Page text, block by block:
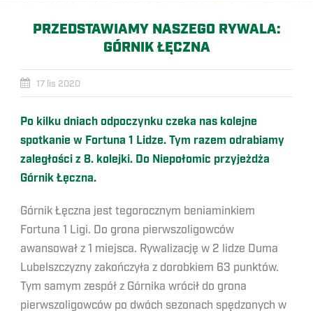
PRZEDSTAWIAMY NASZEGO RYWALA:
GÓRNIK ŁĘCZNA
17 lis 2020
Po kilku dniach odpoczynku czeka nas kolejne
spotkanie w Fortuna 1 Lidze. Tym razem odrabiamy
zaległości z 8. kolejki. Do Niepołomic przyjeżdża
Górnik Łęczna.
Górnik Łęczna jest tegorocznym beniaminkiem
Fortuna 1 Ligi. Do grona pierwszoligowców
awansował z 1 miejsca. Rywalizację w 2 lidze Duma
Lubelszczyzny zakończyła z dorobkiem 63 punktów.
Tym samym zespół z Górnika wrócił do grona
pierwszoligowców po dwóch sezonach spędzonych w